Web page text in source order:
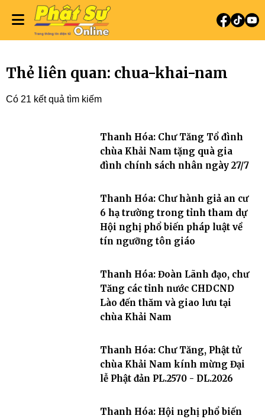
Thẻ liên quan: chua-khai-nam
Có 21 kết quả tìm kiếm
Thanh Hóa: Chư Tăng Tổ đình
chùa Khải Nam tặng quà gia
đình chính sách nhân ngày 27/7
Thanh Hóa: Chư hành giả an cư
6 hạ trường trong tỉnh tham dự
Hội nghị phổ biến pháp luật về
tín ngưỡng tôn giáo
Thanh Hóa: Đoàn Lãnh đạo, chư
Tăng các tỉnh nước CHDCND
Lào đến thăm và giao lưu tại
chùa Khải Nam
Thanh Hóa: Chư Tăng, Phật tử
chùa Khải Nam kính mừng Đại
lễ Phật đản PL.2570 - DL.2026
Thanh Hóa: Hội nghị phổ biến